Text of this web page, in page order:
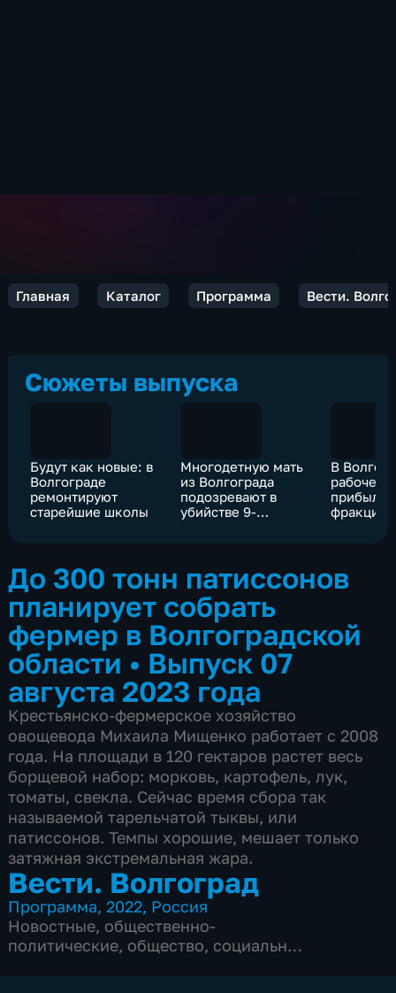
Главная Каталог Программа Вести.
Сюжеты выпуска
Будут как новые: в
Волгограде
ремонтируют
старейшие школы
Многодетную мать
из Волгограда
подозревают в
убийстве 9-
В
рабочей
прибыл
фракции
До 300 тонн патиссонов
планирует собрать
фермер в Волгоградской
области • Выпуск 07
августа 2023 года
Крестьянско-фермерское хозяйство
овощевода Михаила Мищенко работает с 2008
года. На площади в 120 гектаров растет весь
борщевой набор: морковь, картофель, лук,
томаты, свекла. Сейчас время сбора так
называемой тарельчатой тыквы, или
патиссонов. Темпы хорошие, мешает только
затяжная экстремальная жара.
Вести. Волгоград
Программа,2022, Россия
Новостные, общественно-
политические, общество, социально-